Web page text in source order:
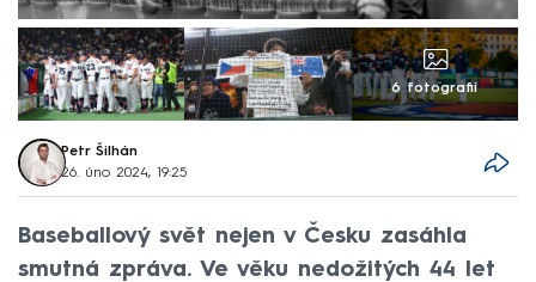
6 fotografií
Petr Šilhán
26. úno 2024, 19:25
Baseballový svět nejen v Česku zasáhla
smutná zpráva. Ve věku nedožitých 44 let